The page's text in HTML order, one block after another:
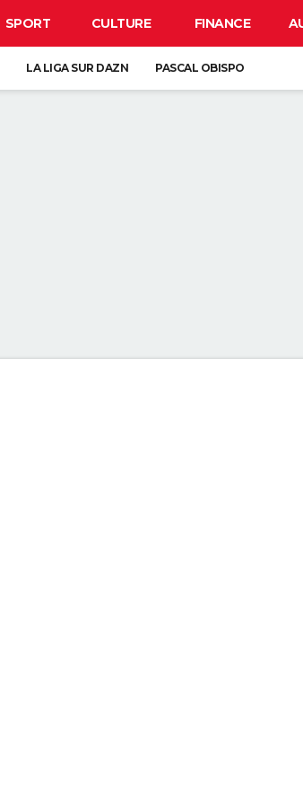
SPORT CULTURE FINANCE
LA LIGA SUR DAZN PASCAL OBISPO